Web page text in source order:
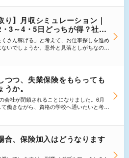
ての基礎知識をプロが図解で解説。言葉の意
違えやすい「年収の正確な数え方」、各条
ました。家族の扶養枠内で賢く安心して働
保存版ガイドです。 ※配偶者の性別に関わ
すが、本記事では便宜上「妻が夫の扶養に
て解説します。
り】月収シミュレーション｜
3～4・5日どっちが得？社会
扶養内）の損得ラインを解説
くさん稼げる」と考えて、お仕事探しを進め
いでしょうか。意外と見落としがちなのが
手元に残るのか？」という観点です。
り込まれる金額）」とギャップが生まれま
降、社会保険の適用範囲が拡大されたこ
によって手取り額が大きく変動するように
の記事では、「日雇い・週2日・週3～4
た働き方ごとに、手取り月収を徹底シミュ
社会保険料が引かれる「週20時間の
インを明らかにします。
つつ、失業保険をもらっても
か。
会社が閉鎖されることになりました。6月
働きながら、資格の学校へ通いたいと考え
、会社都合で辞めた場合、失業保険がすぐ
もらっていたと言っておりましたが。その
とがあったあ教えて下さい。
合、保険加入はどうなります